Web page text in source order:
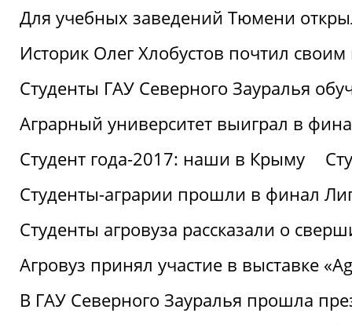
Для учебных заведений Тюмени
Историк Олег Хлобустов почтил
Студенты ГАУ Северного Зауралья
Аграрный университет выиграл в
Студент года-2017: наши в Крыму
Студенты-аграрии прошли в финал
Студенты агровуза рассказали о
Агровуз принял участие в выставке
В ГАУ Северного Зауралья прошла